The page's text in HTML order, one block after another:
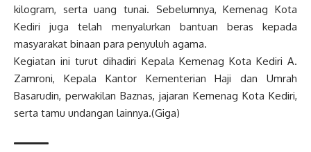
kilogram, serta uang tunai. Sebelumnya, Kemenag Kota
Kediri juga telah menyalurkan bantuan beras kepada
masyarakat binaan para penyuluh agama.
Kegiatan ini turut dihadiri Kepala Kemenag Kota Kediri A.
Zamroni, Kepala Kantor Kementerian Haji dan Umrah
Basarudin, perwakilan Baznas, jajaran Kemenag Kota Kediri,
serta tamu undangan lainnya.(Giga)